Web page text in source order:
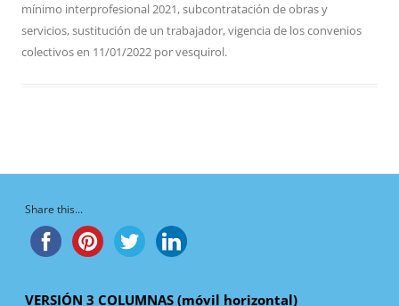
mínimo interprofesional 2021,subcontratación de obras y
servicios,sustitución de un trabajador,vigencia de los convenios
colectivosen 11/01/2022 porvesquirol.
Share this...
VERSIÓN 3 COLUMNAS (móvil horizontal)